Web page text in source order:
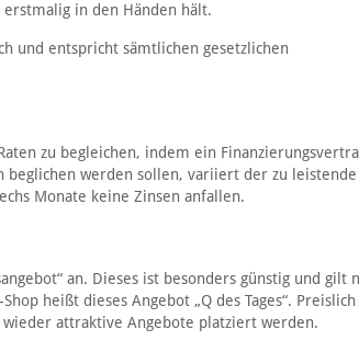
in den Händen hält.
und entspricht sämtlichen gesetzlichen
zu begleichen, indem ein
beglichen werden sollen, variiert der zu leistende
Monate keine Zinsen anfallen.
an. Dieses ist besonders günstig und gilt
heißt dieses Angebot „Q des Tages“. Preislich
attraktive Angebote platziert werden.